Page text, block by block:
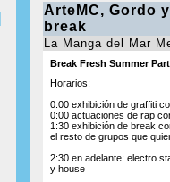
ArteMC, Gordo
break
La Manga del Mar
Break Fresh Summer
Horarios:
0:00 exhibición de graffiti
0:00 actuaciones de rap
1:30 exhibición de break
el resto de grupos que
2:30 en adelante: electro
y house